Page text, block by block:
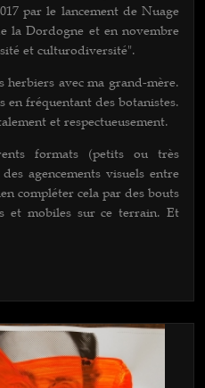
par le lancement de Nuage
la Dordogne et en novembre
et culturodiversité".
herbiers avec ma grand-mère.
en fréquentant des botanistes.
et respectueusement.
formats (petits ou très
agencements visuels entre
compléter cela par des bouts
et mobiles sur ce terrain. Et